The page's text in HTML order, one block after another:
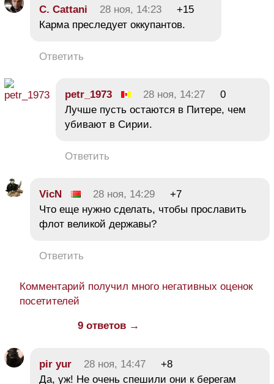
C. Cattani 28 ноя, 14:23
+15
Карма преследует оккупантов.
Ответить
petr_1973 28 ноя, 14:27
0
Лучше пусть остаются в Питере, чем
убивают в Сирии.
Ответить
VicN 28 ноя, 14:29
+7
Что еще нужно сделать, чтобы прославить
флот великой державы?
Ответить
Комментарий получил много негативных оценок
посетителей
9 ответов →
pir yur 28 ноя, 14:47
+8
Да, уж! Не очень спешили они к берегам